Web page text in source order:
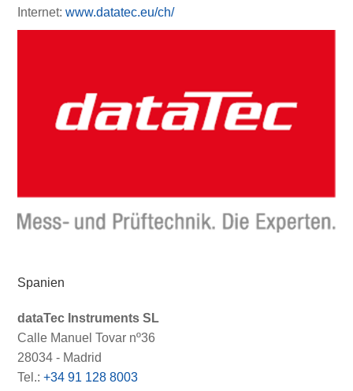
Internet:www.datatec.eu/ch/
Spanien
dataTec Instruments SL
Calle Manuel Tovar nº36
28034 - Madrid
Tel.:+34 91 128 8003